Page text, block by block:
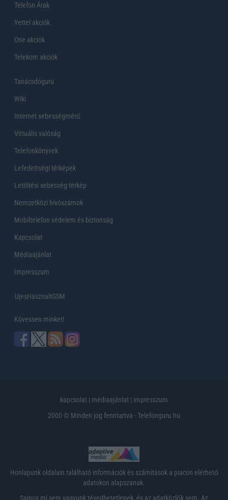
Telefon Árak
Yettel akciók
One akciók
Telekom akciók
Tanácsdóguru
Wiki
Internet sebességmérő
Virtuális valóság
Telefonkönyvek
Lefedettségi térképek
Letöltési sebesség térkép
Nemzetközi hívószámok
Mobiltelefon védelem és biztonság
Kapcsolat
Médiaajánlat
Impresszum
UjesHasznaltGSM
Kövessen minket!
kapcsolat | médiaajánlat | impresszum
2000 © Minden jog fenntartva - Telefonguru.hu
Honlapunk oldalain található információk és számítások a piacon elérhető
adatokon alapszanak.
Sajnos mi sem vagyunk tévedhetetlenek, és az adatközlők sem. Az